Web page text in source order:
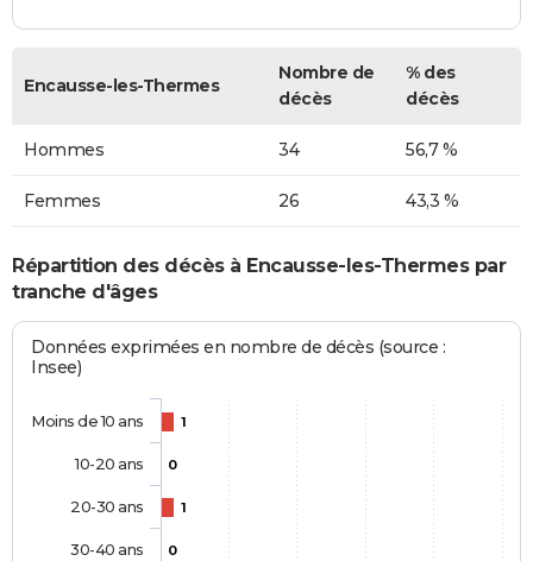
Encausse-les-Thermes
Nombre de
décès
% des
décès
Hommes 34 56,7 %
Femmes 26 43,3 %
Répartition des décès à Encausse-les-Thermes par
tranche d'âges
Données exprimées en nombre de décès (source :
Insee)
1
0
1
0
Moins de 10 ans
10-20 ans
20-30 ans
30-40 ans